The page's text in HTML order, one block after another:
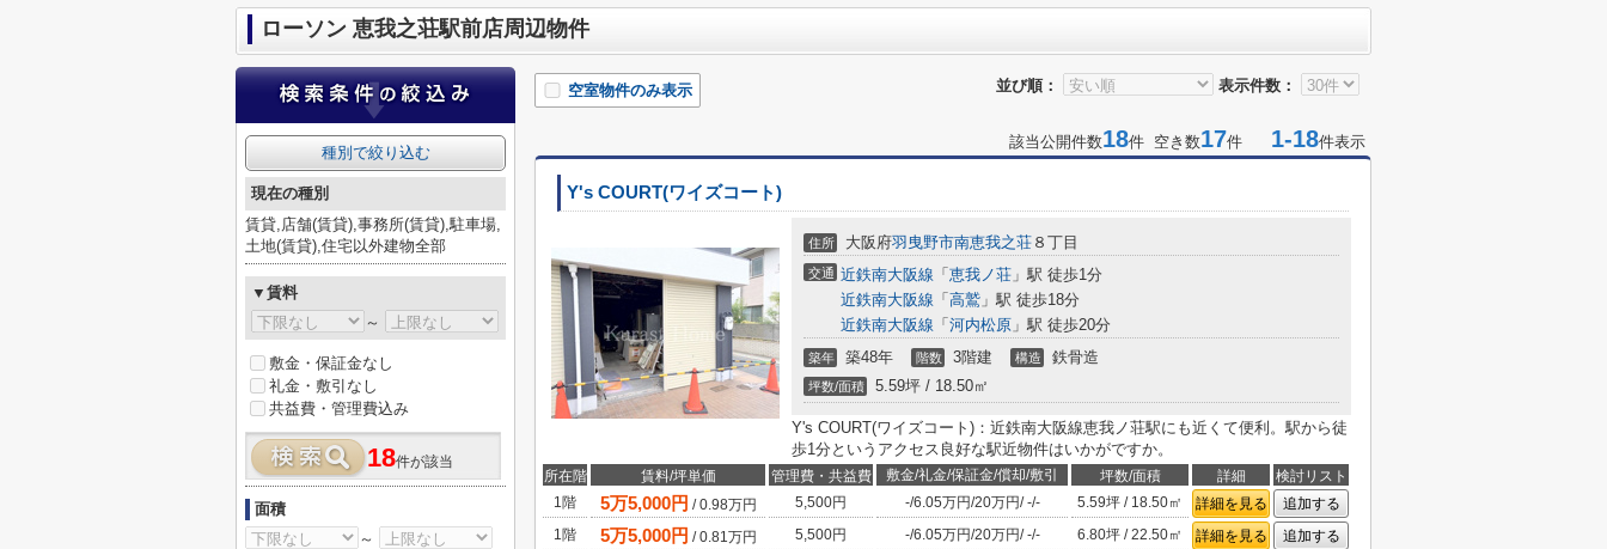
ローソン 恵我之荘駅前店周辺物件
並び順： 表示件数：
空室物件のみ表示
該当公開件数18件 空き数17件 1-18件表示
Y's COURT(ワイズコート)
住所 大阪府羽曳野市南恵我之荘 ８丁目
交通 近鉄南大阪線 「 恵我ノ荘 」駅 徒歩1分
近鉄南大阪線 「 高鷲 」駅 徒歩18分
近鉄南大阪線 「 河内松原 」駅 徒歩20分
築年 築48年 階数 3階建 構造 鉄骨造
坪数/面積 5.59坪 / 18.50㎡
Y's COURT(ワイズコート)：近鉄南大阪線恵我ノ荘駅にも近くて便利。駅から徒
歩1分というアクセス良好な駅近物件はいかがですか。
所在階 賃料/坪単価 管理費・共益費 敷金/礼金/保証金/償却/敷引 坪数/面積 詳細
検討リスト
1階
5万5,000円 /0.98万円 5,500円 -/6.05万円/20万円/-/- 5.59坪 / 18.50㎡ 詳細を見る
追加する
1階
5万5,000円 /0.81万円 5,500円 -/6.05万円/20万円/-/- 6.80坪 / 22.50㎡ 詳細を見る
追加する
種別で絞り込む
現在の種別
賃貸,店舗(賃貸),事務所(賃貸),駐車場,
土地(賃貸),住宅以外建物全部
▼賃料
～
敷金・保証金なし
礼金・敷引なし
共益費・管理費込み
18件が該当
面積
～